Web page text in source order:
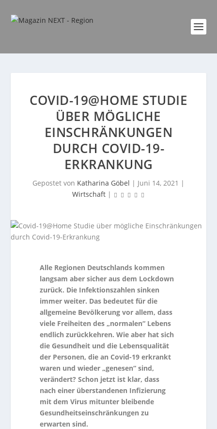
COVID-19@HOME STUDIE
ÜBER MÖGLICHE
EINSCHRÄNKUNGEN
DURCH COVID-19-
ERKRANKUNG
Gepostet von Katharina Göbel | Juni 14, 2021 |
Wirtschaft|
Alle Regionen Deutschlands kommen
langsam aber sicher aus dem Lockdown
zurück. Die Infektionszahlen sinken
immer weiter. Das bedeutet für die
allgemeine Bevölkerung vor allem, dass
viele Freiheiten des „normalen“ Lebens
endlich zurückkehren. Wie aber hat sich
die Gesundheit und die Lebensqualität
der Personen, die an Covid-19 erkrankt
waren und wieder „genesen“ sind,
verändert? Schon jetzt ist klar, dass
nach einer überstandenen Infizierung
mit dem Virus mitunter bleibende
Gesundheitseinschränkungen zu
erwarten sind.